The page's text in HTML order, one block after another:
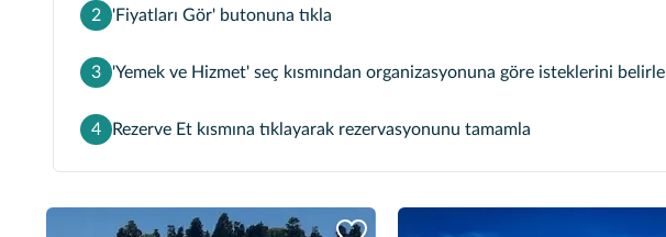
2 'Fiyatları Gör' butonuna tıkla
3 'Yemek ve Hizmet' seç kısmından organizasyonuna göre isteklerini belirle
4 Rezerve Et kısmına tıklayarak rezervasyonunu tamamla